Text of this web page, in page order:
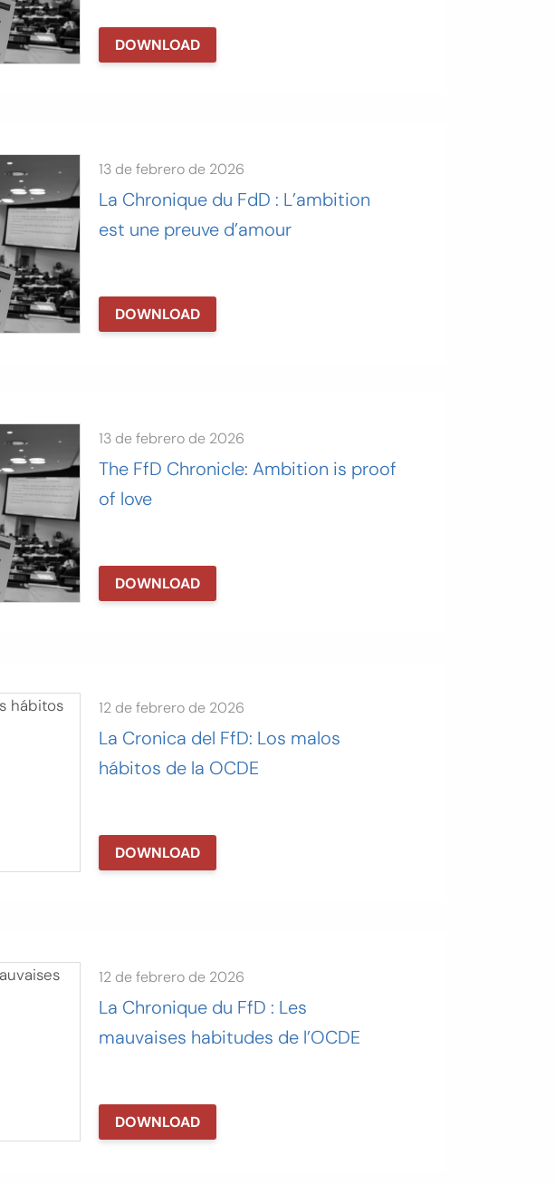
DOWNLOAD
13 de febrero de 2026
La Chronique du FdD : L’ambition
est une preuve d’amour
DOWNLOAD
13 de febrero de 2026
The FfD Chronicle: Ambition is proof
of love
DOWNLOAD
12 de febrero de 2026
La Cronica del FfD: Los malos
hábitos de la OCDE
DOWNLOAD
12 de febrero de 2026
La Chronique du FfD : Les
mauvaises habitudes de l’OCDE
DOWNLOAD